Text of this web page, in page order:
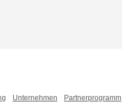
Unternehmen Partnerprogramm